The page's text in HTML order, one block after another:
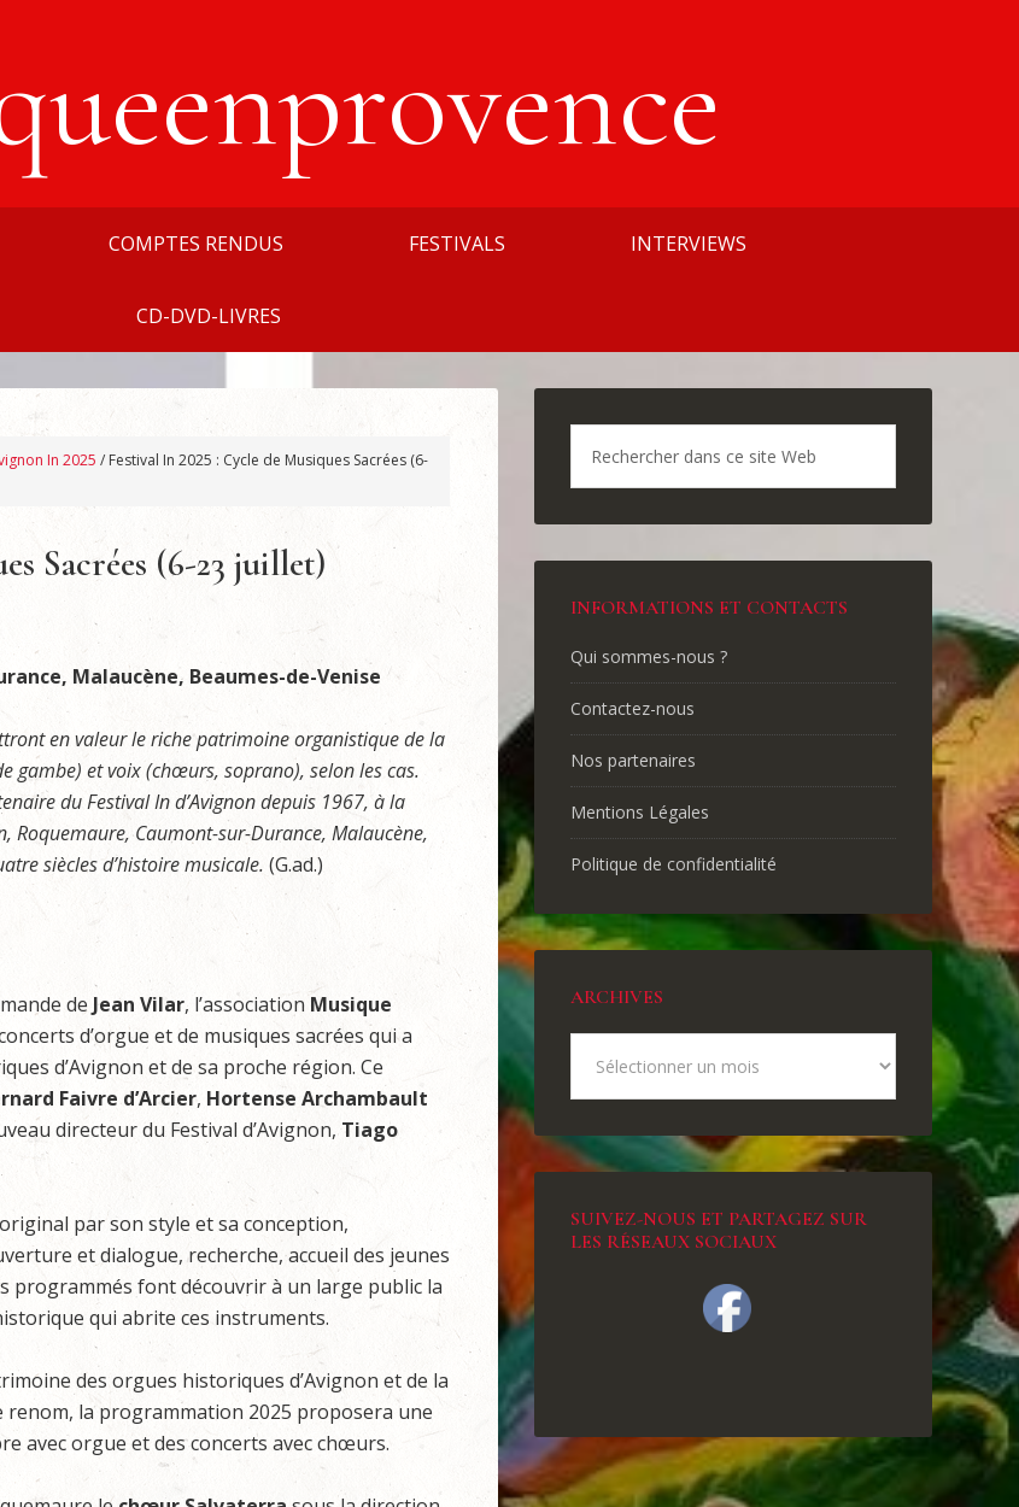
COMPTES RENDUS FESTIVALS INTERVIEWS
CD-DVD-LIVRES
In 2025 / Festival In 2025 : Cycle de Musiques Sacrées (6-
Sacrées (6-23 juillet)
Malaucène, Beaumes-de-Venise
en valeur le riche patrimoine organistique de la
gambe) et voix (chœurs, soprano), selon les cas.
du Festival In d’Avignon depuis 1967, à la
Roquemaure, Caumont-sur-Durance, Malaucène,
siècles d’histoire musicale. (G.ad.)
de Jean Vilar, l’association Musique
d’orgue et de musiques sacrées qui a
d’Avignon et de sa proche région. Ce
Faivre d’Arcier, Hortense Archambault
directeur du Festival d’Avignon, Tiago
par son style et sa conception,
et dialogue, recherche, accueil des jeunes
programmés font découvrir à un large public la
qui abrite ces instruments.
des orgues historiques d’Avignon et de la
la programmation 2025 proposera une
avec orgue et des concerts avec chœurs.
INFORMATIONS ET CONTACTS
Qui sommes-nous ?
Contactez-nous
Nos partenaires
Mentions Légales
Politique de confidentialité
ARCHIVES
SUIVEZ-NOUS ET PARTAGEZ SUR
LES RÉSEAUX SOCIAUX